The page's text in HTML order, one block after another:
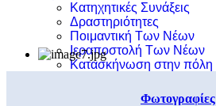
Κατηχητικές Συνάξεις
Δραστηριότητες
Ποιμαντική Των Νέων
Ιεραποστολή Των Νέων
Κατασκήνωση στην πόλη
Φωτογραφίες